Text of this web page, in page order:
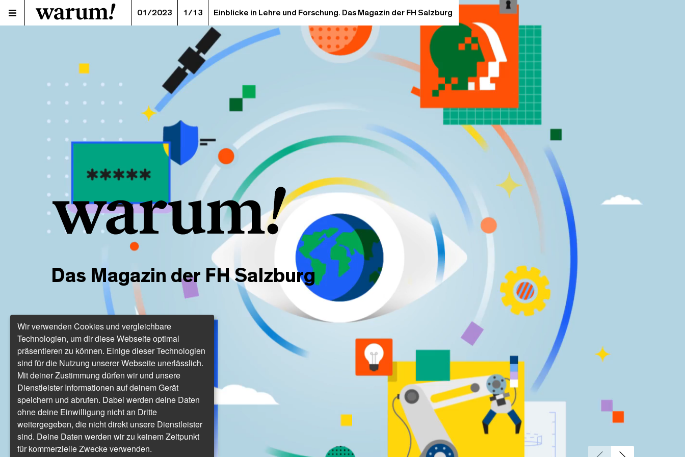
01/2023 1/13 Einblicke in Lehre und Forschung. Das Magazin der FH Salzburg
Das Magazin der FH Salzburg
Wir verwenden Cookies und vergleichbare
Technologien, um dir diese Webseite optimal
präsentieren zu können. Einige dieser Technologien
sind für die Nutzung unserer Webseite unerlässlich.
Mit deiner Zustimmung dürfen wir und unsere
Dienstleister Informationen auf deinem Gerät
speichern und abrufen. Dabei werden deine Daten
ohne deine Einwilligung nicht an Dritte
weitergegeben, die nicht direkt unsere Dienstleister
sind. Deine Daten werden wir zu keinem Zeitpunkt
für kommerzielle Zwecke verwenden.